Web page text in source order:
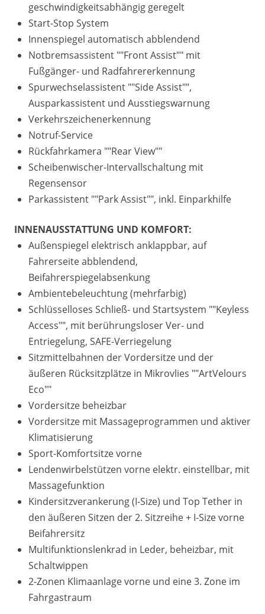
geschwindigkeitsabhängig geregelt
Start-Stop System
Innenspiegel automatisch abblendend
Notbremsassistent ""Front Assist"" mit
Fußgänger- und Radfahrererkennung
Spurwechselassistent ""Side Assist"",
Ausparkassistent und Ausstiegswarnung
Verkehrszeichenerkennung
Notruf-Service
Rückfahrkamera ""Rear View""
Scheibenwischer-Intervallschaltung mit
Regensensor
Parkassistent ""Park Assist"", inkl. Einparkhilfe
INNENAUSSTATTUNG UND KOMFORT:
Außenspiegel elektrisch anklappbar, auf
Fahrerseite abblendend,
Beifahrerspiegelabsenkung
Ambientebeleuchtung (mehrfarbig)
Schlüsselloses Schließ- und Startsystem ""Keyless
Access"", mit berührungsloser Ver- und
Entriegelung, SAFE-Verriegelung
Sitzmittelbahnen der Vordersitze und der
äußeren Rücksitzplätze in Mikrovlies ""ArtVelours
Eco""
Vordersitze beheizbar
Vordersitze mit Massageprogrammen und aktiver
Klimatisierung
Sport-Komfortsitze vorne
Lendenwirbelstützen vorne elektr. einstellbar, mit
Massagefunktion
Kindersitzverankerung (I-Size) und Top Tether in
den äußeren Sitzen der 2. Sitzreihe + I-Size vorne
Beifahrersitz
Multifunktionslenkrad in Leder, beheizbar, mit
Schaltwippen
2-Zonen Klimaanlage vorne und eine 3. Zone im
Fahrgastraum